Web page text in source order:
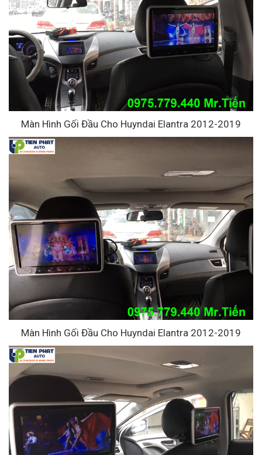
Màn Hình Gối Đầu Cho Huyndai Elantra 2012-2019
Màn Hình Gối Đầu Cho Huyndai Elantra 2012-2019